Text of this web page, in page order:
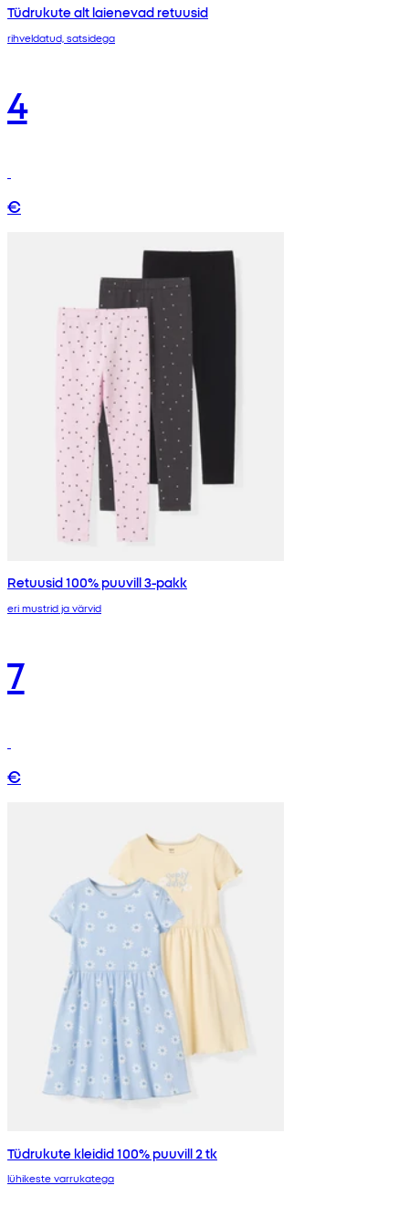
Tüdrukute alt laienevad retuusid
rihveldatud, satsidega
4
€
Retuusid 100% puuvill 3-pakk
eri mustrid ja värvid
7
€
Tüdrukute kleidid 100% puuvill 2 tk
lühikeste varrukatega